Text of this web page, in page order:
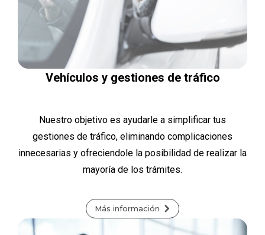
Vehículos y gestiones de tráfico
Nuestro objetivo es ayudarle a simplificar tus
gestiones de tráfico, eliminando complicaciones
innecesarias y ofreciendole la posibilidad de realizar la
mayoría de los trámites.
Más información